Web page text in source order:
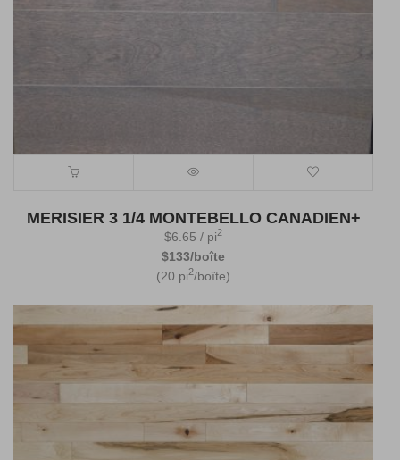
MERISIER 3 1/4 MONTEBELLO CANADIEN+
$6.65 / pi2
$133/boîte
(20 pi2/boîte)